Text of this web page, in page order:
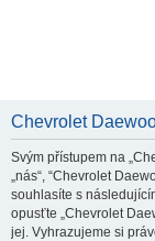
Chevrolet
Svým přístupem na
„nás“, “Chevrolet
souhlasíte s
opusťte „Chevrolet
jej. Vyhrazujeme si